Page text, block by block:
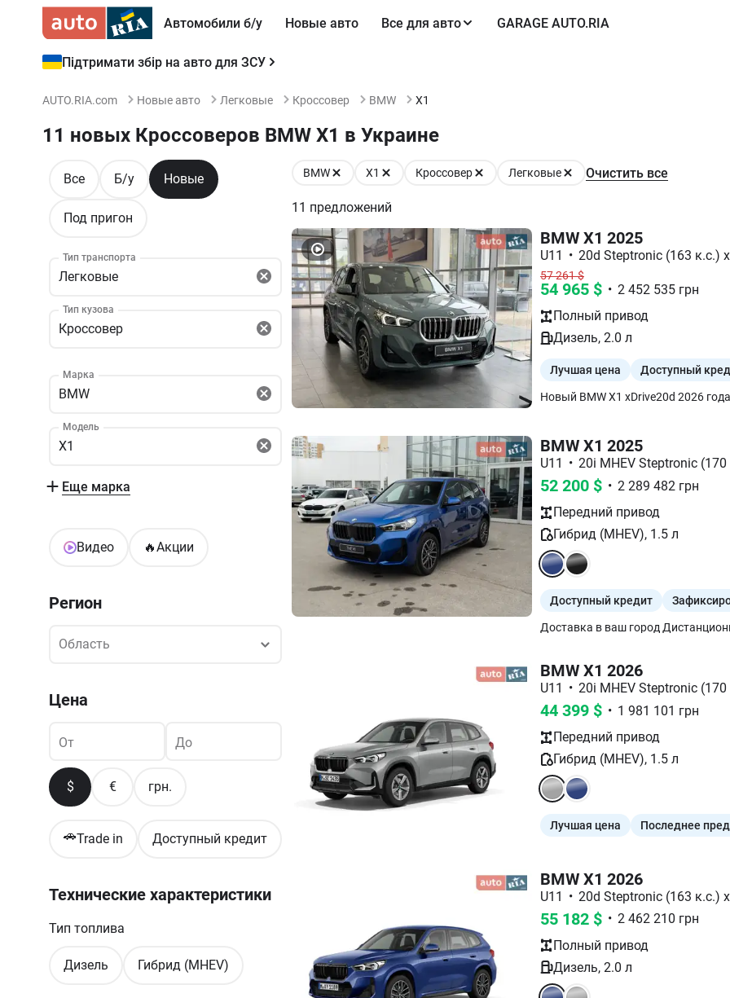
Автомобили б/у Новые авто Все для авто GARAGE AUTO.RIA
Підтримати збір на авто для ЗСУ
AUTO.RIA.com Новые авто Легковые Кроссовер BMW X1
11 новых Кроссоверов BMW X1 в Украине
Все Б/у Новые
Под пригон
Тип транспорта
Легковые
Тип кузова
Кроссовер
Марка
BMW
Модель
X1
Еще марка
Видео 🔥Акции
Регион
Область
Область
Цена
От До
$ € грн.
🚗Trade in Доступный кредит
Технические характеристики
Тип топлива
Дизель Гибрид (MHEV)
BMW X1 Кроссовер Легковые Очистить все
11 предложений
BMW X1 2025
U11 • 20d Steptronic (163 к.с.)
57 261$
54 965 $ • 2 452 535 грн
Полный привод
Дизель, 2.0 л
Лучшая цена Доступный
BMW X1 2025
U11 • 20i MHEV Steptronic (170
52 200 $ • 2 289 482 грн
Передний привод
Гибрид (MHEV), 1.5 л
Доступный кредит
BMW X1 2026
U11 • 20i MHEV Steptronic (170
44 399 $ • 1 981 101 грн
Передний привод
Гибрид (MHEV), 1.5 л
Лучшая цена Последнее
BMW X1 2026
U11 • 20d Steptronic (163 к.с.)
55 182 $ • 2 462 210 грн
Полный привод
Дизель, 2.0 л